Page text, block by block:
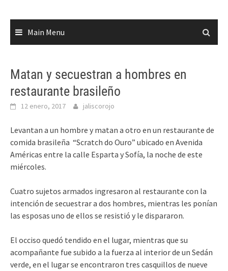
Main Menu
Matan y secuestran a hombres en
restaurante brasileño
12 enero, 2017 jaliscorojo
Levantan a un hombre y matan a otro en un restaurante de
comida brasileña “Scratch do Ouro” ubicado en Avenida
Américas entre la calle Esparta y Sofía, la noche de este
miércoles.
Cuatro sujetos armados ingresaron al restaurante con la
intención de secuestrar a dos hombres, mientras les ponían
las esposas uno de ellos se resistió y le dispararon.
El occiso quedó tendido en el lugar, mientras que su
acompañante fue subido a la fuerza al interior de un Sedán
verde, en el lugar se encontraron tres casquillos de nueve